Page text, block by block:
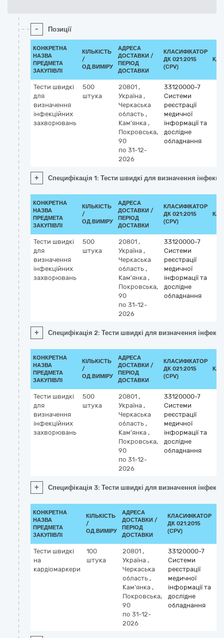
- Позиції
КОНКРЕТНА
НАЗВА
ПРЕДМЕТА
ЗАКУПІВЛІ
КІЛЬКІСТЬ
/
ОД.ВИМІРУ
АДРЕСА
ДОСТАВКИ /
ПЕРІОД
ДОСТАВКИ
КЛАСИФІКАТОР
ДК 021:2015
(CPV)
Тести швидкі
для
визначення
інфекційних
захворювань
500
штука
20801 ,
Україна ,
Черкаська
область ,
Кам'янка ,
Покровська,
90
по 31-12-
2026
33120000-7
Системи
реєстрації
медичної
інформації та
дослідне
обладнання
+ Специфікація 1: Тести швидкі для визначення
КОНКРЕТНА
НАЗВА
ПРЕДМЕТА
ЗАКУПІВЛІ
КІЛЬКІСТЬ
/
ОД.ВИМІРУ
АДРЕСА
ДОСТАВКИ /
ПЕРІОД
ДОСТАВКИ
КЛАСИФІКАТОР
ДК 021:2015
(CPV)
Тести швидкі
для
визначення
інфекційних
захворювань
500
штука
20801 ,
Україна ,
Черкаська
область ,
Кам'янка ,
Покровська,
90
по 31-12-
2026
33120000-7
Системи
реєстрації
медичної
інформації та
дослідне
обладнання
+ Специфікація 2: Тести швидкі для визначення
КОНКРЕТНА
НАЗВА
ПРЕДМЕТА
ЗАКУПІВЛІ
КІЛЬКІСТЬ
/
ОД.ВИМІРУ
АДРЕСА
ДОСТАВКИ /
ПЕРІОД
ДОСТАВКИ
КЛАСИФІКАТОР
ДК 021:2015
(CPV)
Тести швидкі
для
визначення
інфекційних
захворювань
500
штука
20801 ,
Україна ,
Черкаська
область ,
Кам'янка ,
Покровська,
90
по 31-12-
2026
33120000-7
Системи
реєстрації
медичної
інформації та
дослідне
обладнання
+ Специфікація 3: Тести швидкі для визначення
КОНКРЕТНА
НАЗВА
ПРЕДМЕТА
ЗАКУПІВЛІ
КІЛЬКІСТЬ
/
ОД.ВИМІРУ
АДРЕСА
ДОСТАВКИ /
ПЕРІОД
ДОСТАВКИ
КЛАСИФІКАТОР
ДК 021:2015
(CPV)
Тести швидкі
на
кардіомаркери
100
штука
20801 ,
Україна ,
Черкаська
область ,
Кам'янка ,
Покровська,
90
по 31-12-
2026
33120000-7
Системи
реєстрації
медичної
інформації та
дослідне
обладнання